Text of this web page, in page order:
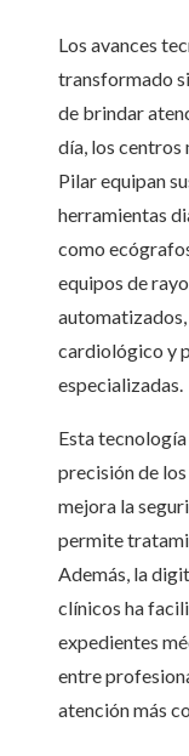
Los avances
transformado
de brindar
día, los
Pilar equipan
herramientas
como
equipos de
cardiológico y
especializadas.
Esta
precisión de
mejora la
permite
Además, la
clínicos ha
expedientes
entre
atención más